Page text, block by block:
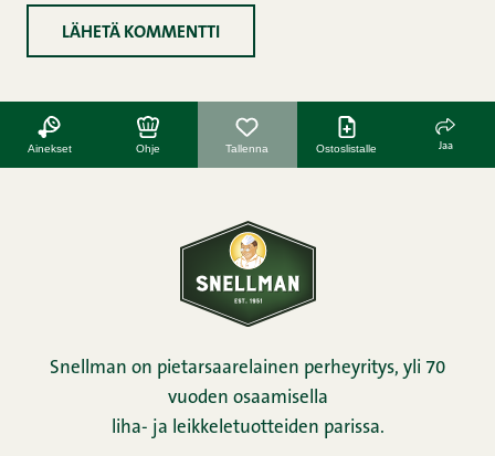
Ainekset Ohje Tallenna Ostoslistalle Jaa
Snellman on pietarsaarelainen perheyritys, yli 70
vuoden osaamisella
liha- ja leikkeletuotteiden parissa.